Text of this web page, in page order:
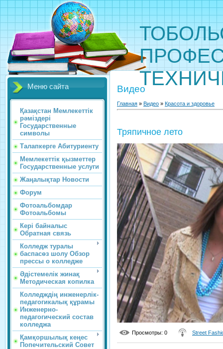
Меню сайта
Қазақстан Мемлекеттік
рәміздері
Государственные
символы
Талапкерге Абитуриенту
Мемлекеттік қызметтер
Государственные услуги
Жаңалықтар Новости
Форум
Фотоальбомдар
Фотоальбомы
Кері байналыс
Обратная связь
Колледж туралы
баспасөз шолу Обзор
прессы о колледже
Әдістемелік жинақ
Методическая копилка
Колледждің инженерлік-
педагогикалық құрамы
Инженерно-
педагогический состав
колледжа
Қамқоршылық кеңес
Попечительский Совет
Видео
Главная » Видео » Красота и здоровье
Тряпичное лето
Просмотры: 0 Street